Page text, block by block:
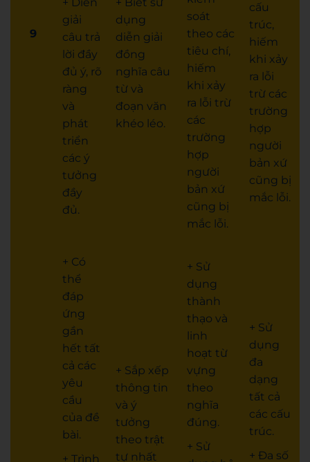
9
giải
câu trả
lời đầy
đủ ý, rõ
ràng
và
phát
triển
các ý
tưởng
đầy
đủ.
dụng
diễn giải
đồng
nghĩa câu
từ và
đoạn văn
khéo léo.
soát
theo các
tiêu chí,
hiếm
khi xảy
ra lỗi trừ
các
trường
hợp
người
bản xứ
cũng bị
mắc lỗi.
cấu
trúc,
hiếm
khi xảy
ra lỗi
trừ các
trường
hợp
người
bản xứ
cũng bị
mắc lỗi.
+ Có
thể
đáp
ứng
gần
hết tất
cả các
yêu
cầu
của đề
bài.
+ Trình
+ Sắp xếp
thông tin
và ý
tưởng
theo trật
tự nhất
+ Sử
dụng
thành
thạo và
linh
hoạt từ
vựng
theo
nghĩa
đúng.
+ Sử
+ Sử
dụng
đa
dạng
tất cả
các cấu
trúc.
+ Đa số